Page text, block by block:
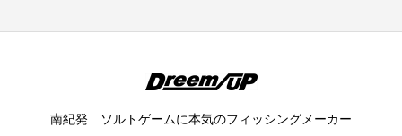
南紀発 ソルトゲームに本気のフィッシングメーカー